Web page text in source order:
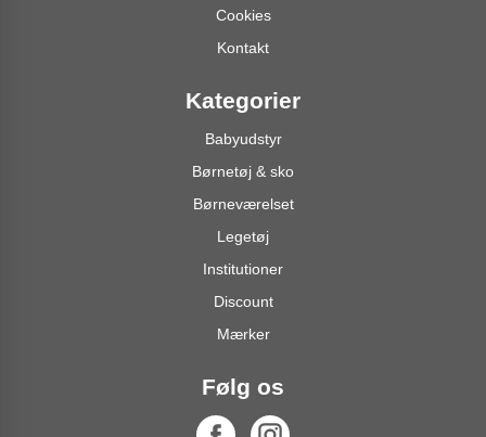
Cookies
Kontakt
Kategorier
Babyudstyr
Børnetøj & sko
Børneværelset
Legetøj
Institutioner
Discount
Mærker
Følg os